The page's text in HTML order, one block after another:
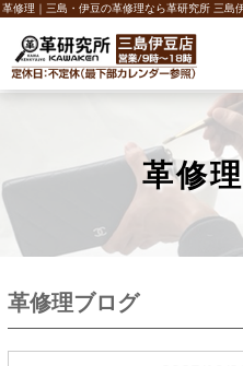
革修理｜三島・伊豆の革修理なら革研究所 三島
革修
革修理ブログ